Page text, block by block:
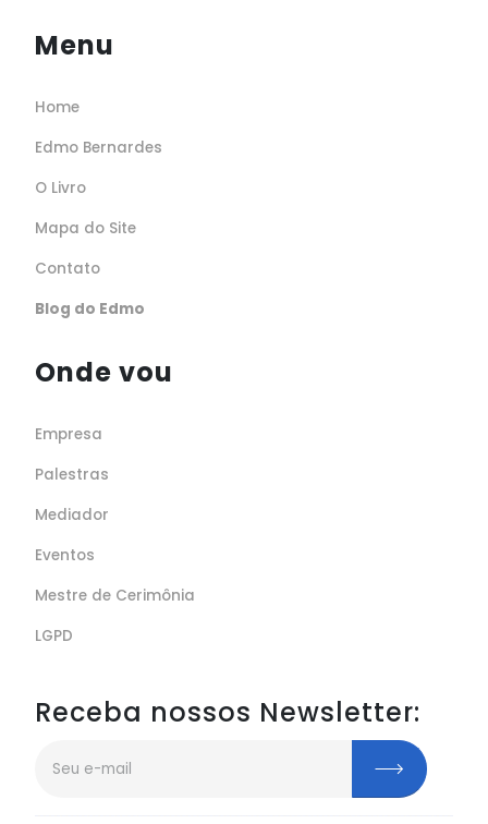
Menu
Home
Edmo Bernardes
O Livro
Mapa do Site
Contato
Blog do Edmo
Onde vou
Empresa
Palestras
Mediador
Eventos
Mestre de Cerimônia
LGPD
Receba nossos Newsletter: